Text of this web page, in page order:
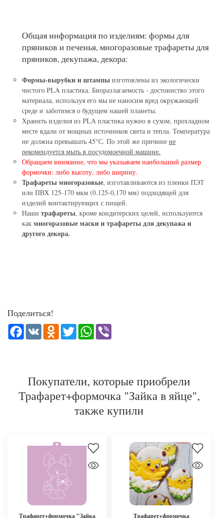
Общая информация по изделиям: формы для
пряников и печенья, многоразовые трафареты для
пряников, декупажа, декора:
Формы-вырубки и штампы изготовлены из экологически
чистого PLA пластика. Биоразлагаемость - достоинство этого
материала, используя его мы не наносим вред окружающей
среде и заботимся о будущем нашей планеты.
Хранить изделия из PLA пластика нужно в сухом, прохладном
месте вдали от мощных источников света и тепла. Температура
не должна превышать 45°С. По этой же причине не
рекомендуется мыть в посудомоечной машине.
Обращаем внимание, что мы указываем наибольший размер
формочки: либо высоту, либо ширину.
Трафареты многоразовые, изготавливаются из пленки ПЭТ
или ПВХ 125-170 мкм (0.125-0,170 мм) подходящей для
изделий контактирующих с пищей.
Наши трафареты, кроме кондитерских целей, используются
как многоразовые маски и трафареты для декупажа и
другого декора.
Поделиться!
Facebook
VK Odnoklassniki
TwitterWhatsApp
Покупатели, которые приобрели
Трафарет+формочка "Зайка в яйце",
также купили
Трафарет+формочка "Зайка Трафарет+формочка